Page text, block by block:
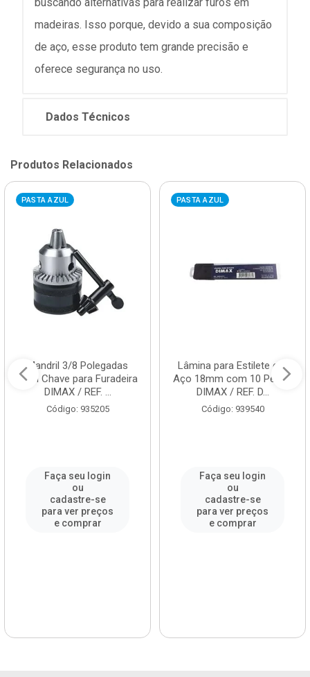
madeiras. Isso porque, devido a sua composição
de aço, esse produto tem grande precisão e
oferece segurança no uso.
Dados Técnicos
Produtos Relacionados
PASTA AZUL
Mandril 3/8 Polegadas
com Chave para Furadeira
DIMAX / REF. ...
Código: 935205
Faça seu login
ou
cadastre-se
para ver preços
e comprar
PASTA AZUL
Lâmina para Estilete em
Aço 18mm com 10 Peças
DIMAX / REF. D...
Código: 939540
Faça seu login
ou
cadastre-se
para ver preços
e comprar